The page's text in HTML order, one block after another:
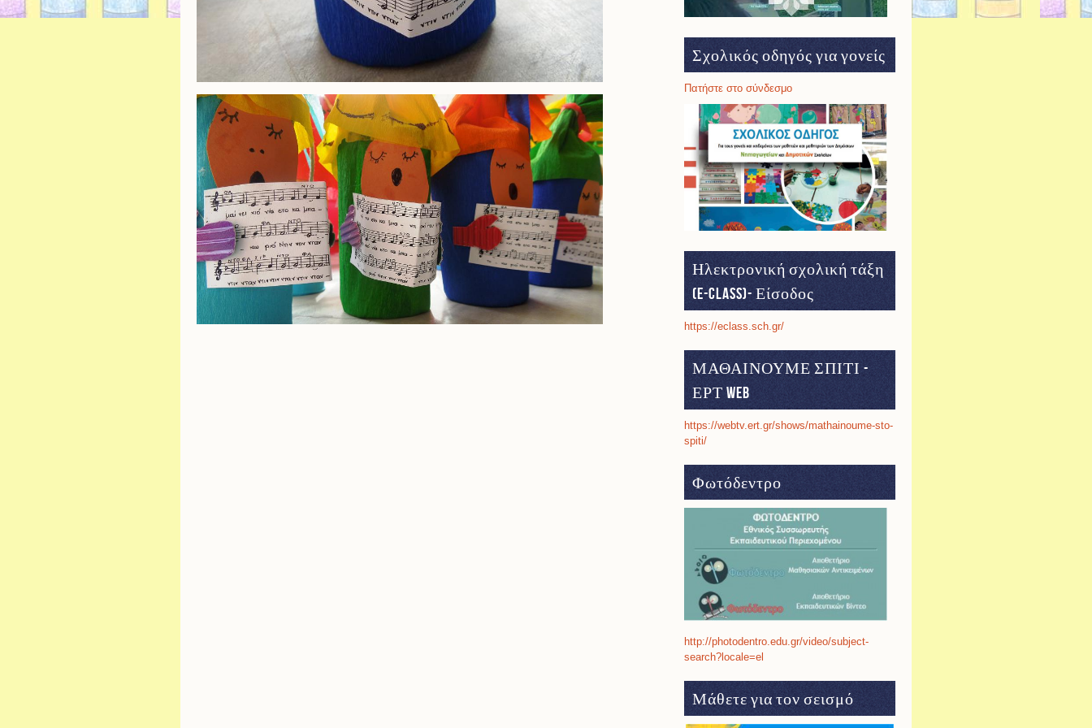
Σχολικός οδηγός για γονείς
Πατήστε στο σύνδεσμο
Ηλεκτρονική σχολική τάξη
(e-class)- Είσοδος
https://eclass.sch.gr/
ΜΑΘΑΙΝΟΥΜΕ ΣΠΙΤΙ -
ΕΡΤ web
https://webtv.ert.gr/shows/mathainoume-sto-
spiti/
Φωτόδεντρο
http://photodentro.edu.gr/video/subject-
search?locale=el
Μάθετε για τον σεισμό